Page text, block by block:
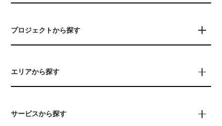
プロジェクトから探す
エリアから探す
サービスから探す